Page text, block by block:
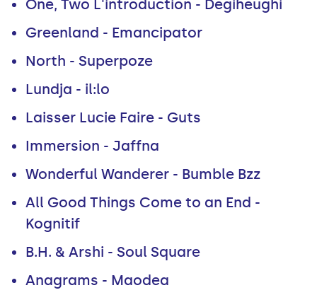
One, Two L'introduction - Degiheughi
Greenland - Emancipator
North - Superpoze
Lundja - il:lo
Laisser Lucie Faire - Guts
Immersion - Jaffna
Wonderful Wanderer - Bumble Bzz
All Good Things Come to an End -
Kognitif
B.H. & Arshi - Soul Square
Anagrams - Maodea